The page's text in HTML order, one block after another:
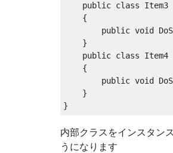
public class
Item3
{
public void
}
public class
Item4
{
public void
}
}
内部クラスをインスタン
うになります